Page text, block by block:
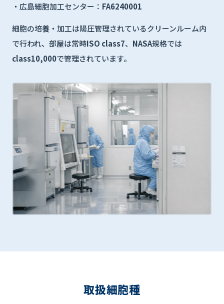
・広島細胞加工センター： FA6240001
細胞の培養・加工は陽圧管理されているクリーンルーム内
で行われ、部屋は常時ISO class7、 NASA規格では
class10,000で管理されています。
取扱細胞種